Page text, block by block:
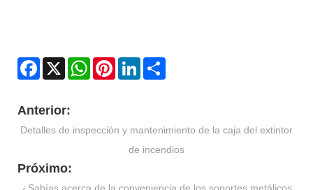
Facebook
X WhatsAppPinterestLinkedIn
Anterior:
Detalles de inspección y mantenimiento de la caja del extintor
de incendios
Próximo:
¿Sabías acerca de la conveniencia de los soportes metálicos